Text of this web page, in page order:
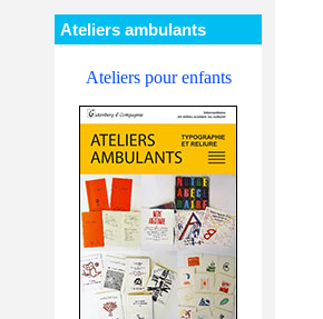
Ateliers ambulants
Ateliers pour enfants